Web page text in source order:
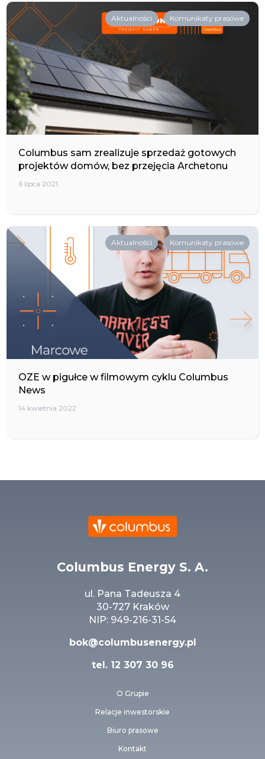
Aktualności Komunikaty prasowe
Columbus sam zrealizuje sprzedaż gotowych
projektów domów, bez przejęcia Archetonu
6 lipca 2021
Aktualności Komunikaty prasowe
OZE w pigułce w filmowym cyklu Columbus
News
14 kwietnia 2022
Columbus Energy S. A.
ul. Pana Tadeusza 4
30-727 Kraków
NIP: 949-216-31-54
bok@columbusenergy.pl
tel.12 307 30 96
O Grupie
Relacje inwestorskie
Biuro prasowe
Kontakt